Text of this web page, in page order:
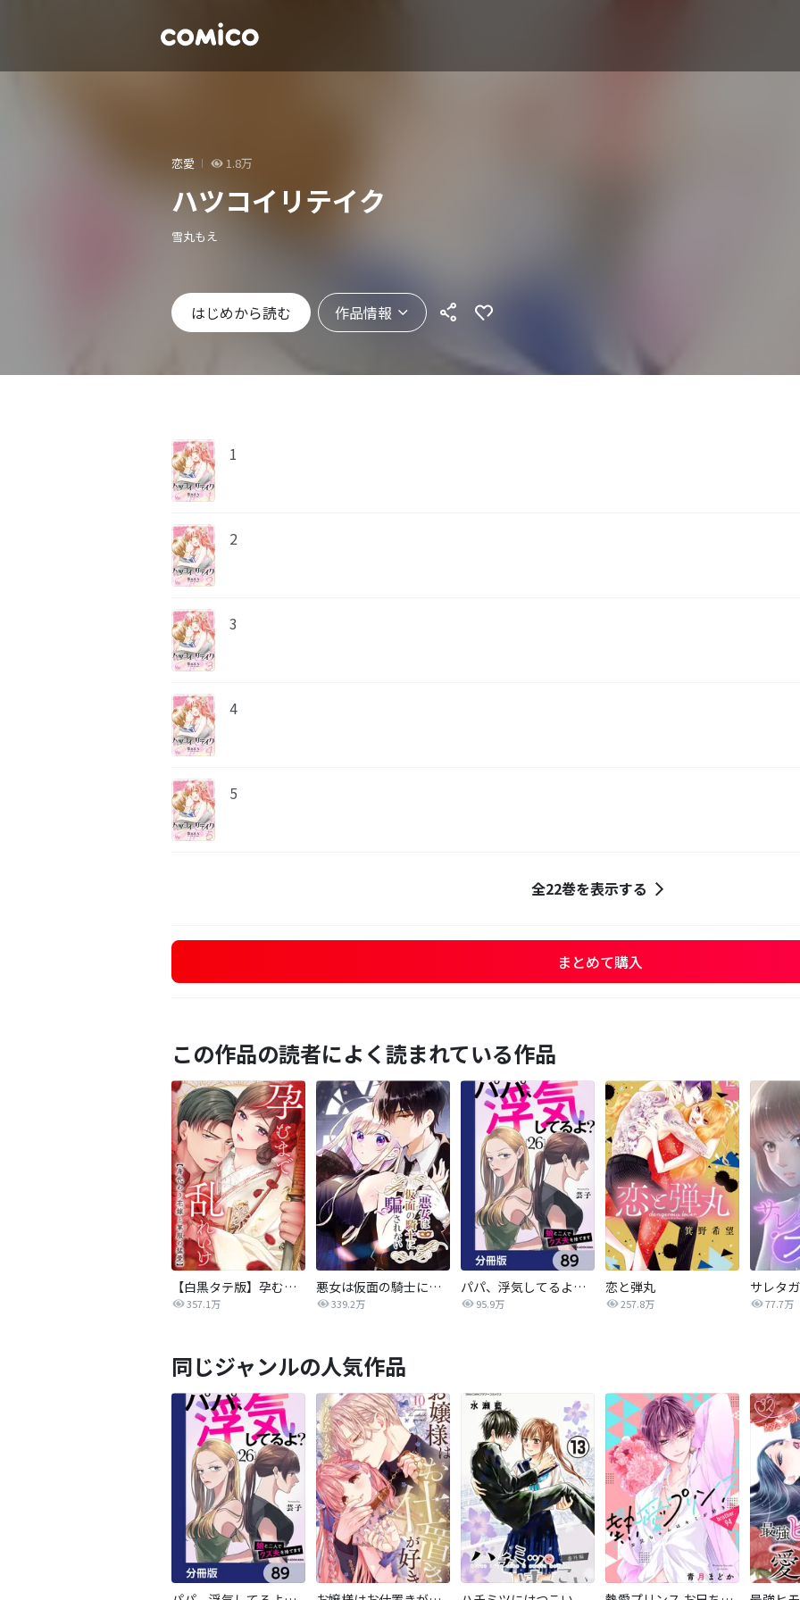
恋愛 1.8万
ハツコイリテイク
雪丸もえ
はじめから読む 作品情報
1
2
3
4
5
全22巻を表示する
まとめて購入
この作品の読者によく読まれている作品
【白黒タテ版】孕むまで乱れいけ～身代わり花嫁と軍服の猛愛
357.1万
悪女は仮面の騎士に騙されない
339.2万
パパ、浮気してるよ？娘と二人でクズ夫を捨てます【分冊版】
95.9万
恋と弾丸
257.8万 77.7万
同じジャンルの人気作品